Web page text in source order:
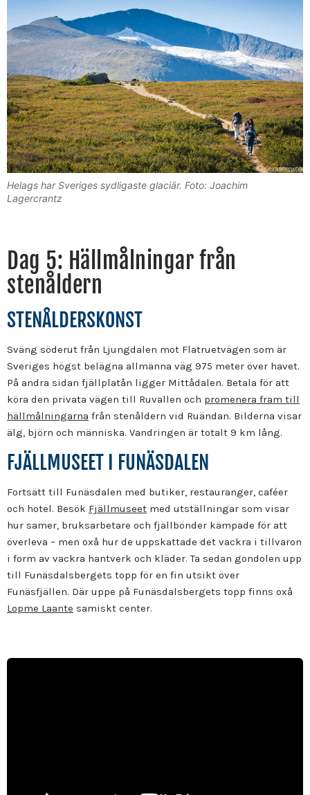
Helags har Sveriges sydligaste glaciär. Foto: Joachim
Lagercrantz
Dag 5: Hällmålningar från
stenåldern
STENÅLDERSKONST
Sväng söderut från Ljungdalen mot Flatruetvägen som är
Sveriges högst belägna allmänna väg 975 meter över havet.
På andra sidan fjällplatån ligger Mittådalen. Betala för att
köra den privata vägen till Ruvallen och promenera fram till
hällmålningarna från stenåldern vid Ruändan. Bilderna visar
älg, björn och människa. Vandringen är totalt 9 km lång.
FJÄLLMUSEET I FUNÄSDALEN
Fortsätt till Funäsdalen med butiker, restauranger, caféer
och hotel. Besök Fjällmuseet med utställningar som visar
hur samer, bruksarbetare och fjällbönder kämpade för att
överleva – men oxå hur de uppskattade det vackra i tillvaron
i form av vackra hantverk och kläder. Ta sedan gondolen upp
till Funäsdalsbergets topp för en fin utsikt över
Funäsfjällen. Där uppe på Funäsdalsbergets topp finns oxå
Lopme Laante samiskt center.